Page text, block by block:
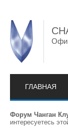
ГЛАВНАЯ
Форум Чанган
интересуетесь